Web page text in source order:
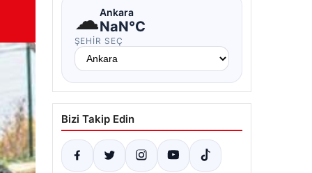
☁Ankara
NaN°C
ŞEHIR SEÇ
Bizi Takip Edin